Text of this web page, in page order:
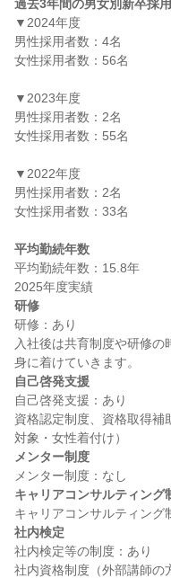
過去3年間の男女別新卒採
▼2024年度
男性採用者数：4名
女性採用者数：56名
▼2023年度
男性採用者数：2名
女性採用者数：55名
▼2022年度
男性採用者数：2名
女性採用者数：33名
平均勤続年数
平均勤続年数：15.8年
研修
研修：あり
入社後は共育制度や研修
自己啓発支援
自己啓発支援：あり
資格認定制度、資格取得補
メンター制度
キャリアコンサルティング
社内検定
社内検定等の制度：あり
社内資格制度（外部講師の